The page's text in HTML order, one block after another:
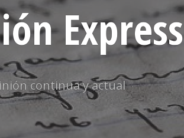
Express
continua y actual